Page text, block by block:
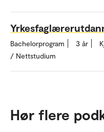
Bachelorprogram 3 år
/ Nettstudium
Hør flere